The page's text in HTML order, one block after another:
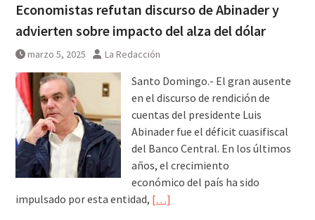
Economistas refutan discurso de Abinader y
advierten sobre impacto del alza del dólar
marzo 5, 2025 La Redacción
Santo Domingo.- El gran ausente
en el discurso de rendición de
cuentas del presidente Luis
Abinader fue el déficit cuasifiscal
del Banco Central. En los últimos
años, el crecimiento
económico del país ha sido
impulsado por esta entidad, […]